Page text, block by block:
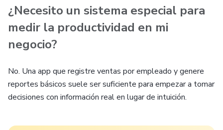
¿Necesito un sistema especial para
medir la productividad en mi
negocio?
No. Una app que registre ventas por empleado y genere
reportes básicos suele ser suficiente para empezar a tomar
decisiones con información real en lugar de intuición.